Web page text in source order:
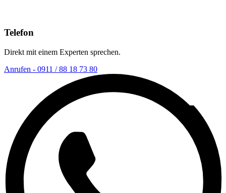
Telefon
Direkt mit einem Experten sprechen.
Anrufen - 0911 / 88 18 73 80